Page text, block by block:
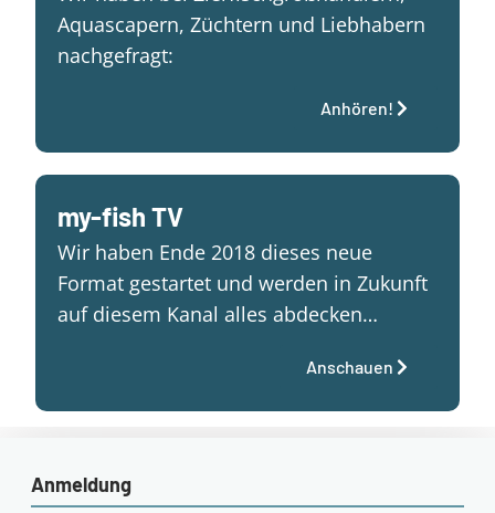
Aquascapern, Züchtern und Liebhabern
nachgefragt:
Anhören!
my-fish TV
Wir haben Ende 2018 dieses neue
Format gestartet und werden in Zukunft
auf diesem Kanal alles abdecken…
Anschauen
Anmeldung